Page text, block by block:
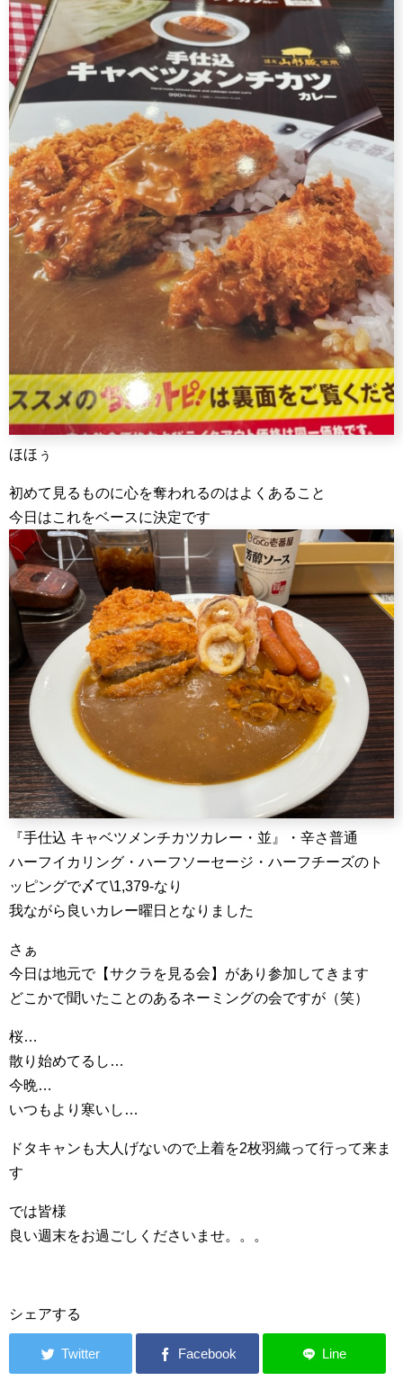
ほほぅ
初めて見るものに心を奪われるのはよくあること
今日はこれをベースに決定です
『手仕込 キャベツメンチカツカレー・並』・辛さ普通
ハーフイカリング・ハーフソーセージ・ハーフチーズのト
ッピングで〆て\1,379-なり
我ながら良いカレー曜日となりました
さぁ
今日は地元で【サクラを見る会】があり参加してきます
どこかで聞いたことのあるネーミングの会ですが（笑）
桜…
散り始めてるし…
今晩…
いつもより寒いし…
ドタキャンも大人げないので上着を2枚羽織って行って来ま
す
では皆様
良い週末をお過ごしくださいませ。。。
シェアする